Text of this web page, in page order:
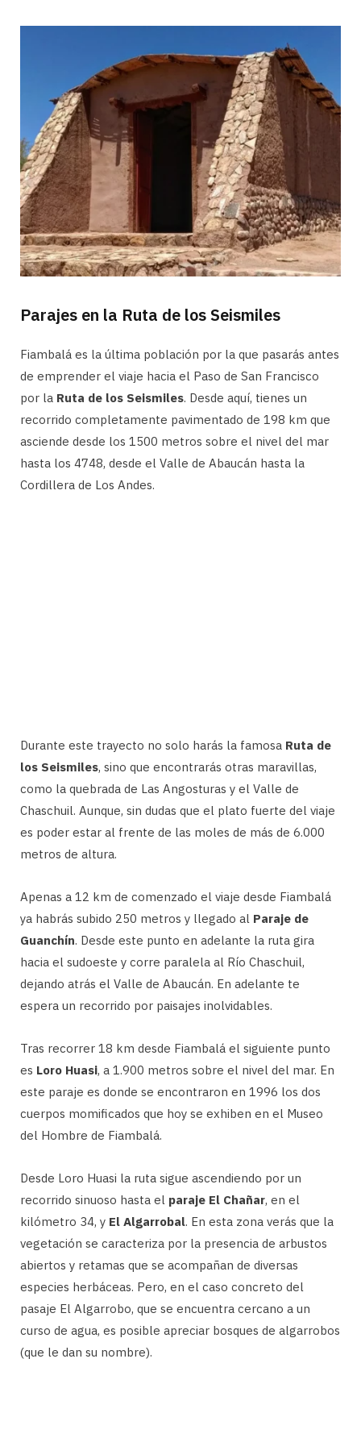
Parajes en la Ruta de los Seismiles
Fiambalá es la última población por la que pasarás antes
de emprender el viaje hacia el Paso de San Francisco
por la Ruta de los Seismiles. Desde aquí, tienes un
recorrido completamente pavimentado de 198 km que
asciende desde los 1500 metros sobre el nivel del mar
hasta los 4748, desde el Valle de Abaucán hasta la
Cordillera de Los Andes.
Durante este trayecto no solo harás la famosa Ruta de
los Seismiles, sino que encontrarás otras maravillas,
como la quebrada de Las Angosturas y el Valle de
Chaschuil. Aunque, sin dudas que el plato fuerte del viaje
es poder estar al frente de las moles de más de 6.000
metros de altura.
Apenas a 12 km de comenzado el viaje desde Fiambalá
ya habrás subido 250 metros y llegado al Paraje de
Guanchín. Desde este punto en adelante la ruta gira
hacia el sudoeste y corre paralela al Río Chaschuil,
dejando atrás el Valle de Abaucán. En adelante te
espera un recorrido por paisajes inolvidables.
Tras recorrer 18 km desde Fiambalá el siguiente punto
es Loro Huasi, a 1.900 metros sobre el nivel del mar. En
este paraje es donde se encontraron en 1996 los dos
cuerpos momificados que hoy se exhiben en el Museo
del Hombre de Fiambalá.
Desde Loro Huasi la ruta sigue ascendiendo por un
recorrido sinuoso hasta el paraje El Chañar, en el
kilómetro 34, y El Algarrobal. En esta zona verás que la
vegetación se caracteriza por la presencia de arbustos
abiertos y retamas que se acompañan de diversas
especies herbáceas. Pero, en el caso concreto del
pasaje El Algarrobo, que se encuentra cercano a un
curso de agua, es posible apreciar bosques de algarrobos
(que le dan su nombre).